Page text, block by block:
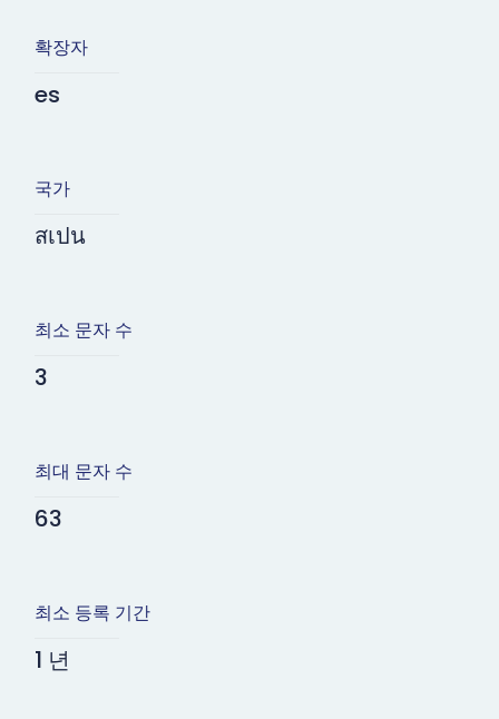
확장자
es
국가
สเปน
최소 문자 수
3
최대 문자 수
63
최소 등록 기간
1 년